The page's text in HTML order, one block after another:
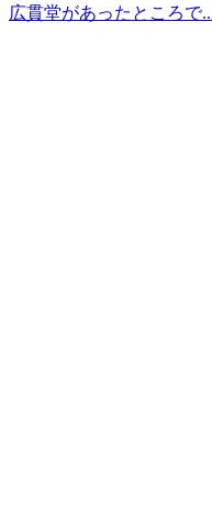
広貫堂があったところで